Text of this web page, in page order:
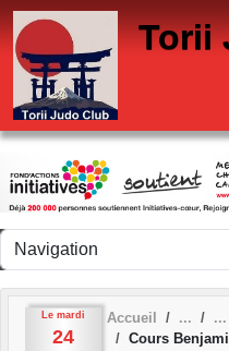
Torii
Le mardi
24
Accueil
Cours
Panneau de gestion des